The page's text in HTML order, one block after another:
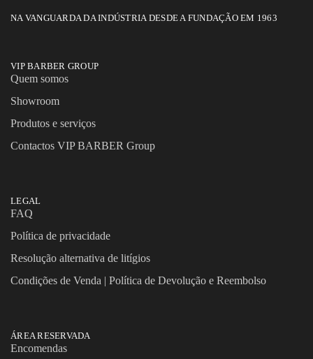
NA VANGUARDA DA INDÚSTRIA DESDE A FUNDAÇÃO EM 1963
VIP BARBER GROUP
Quem somos
Showroom
Produtos e serviços
Contactos VIP BARBER Group
LEGAL
FAQ
Política de privacidade
Resolução alternativa de litígios
Condições de Venda | Política de Devolução e Reembolso
ÁREA RESERVADA
Encomendas